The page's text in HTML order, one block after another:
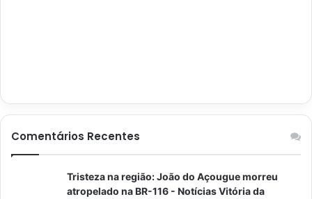
Comentários Recentes
Tristeza na região: João do Açougue morreu
atropelado na BR-116 - Notícias Vitória da